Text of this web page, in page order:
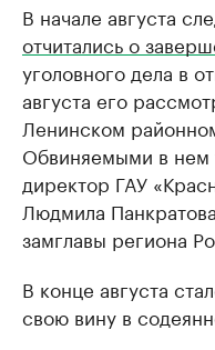
В начале августа
отчитались о
уголовного дела в
августа его
Ленинском
Обвиняемыми в нем
директор ГАУ
Людмила
замглавы региона
В конце августа
свою вину в